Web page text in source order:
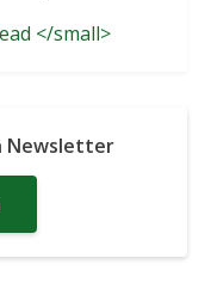
</small>
Newsletter